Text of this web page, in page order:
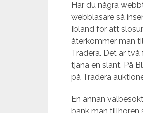
Har du några
webbläsare så
Ibland för att
återkommer man
Tradera. Det är
tjäna en slant. På
på Tradera
En annan